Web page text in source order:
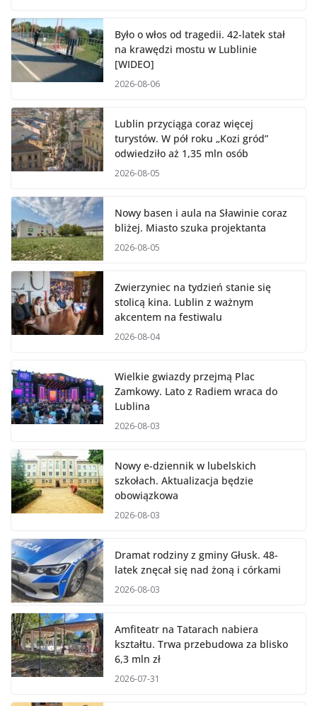
Było o włos od tragedii. 42-latek stał
na krawędzi mostu w Lublinie
[WIDEO]
2026-08-06
Lublin przyciąga coraz więcej
turystów. W pół roku „Kozi gród”
odwiedziło aż 1,35 mln osób
2026-08-05
Nowy basen i aula na Sławinie coraz
bliżej. Miasto szuka projektanta
2026-08-05
Zwierzyniec na tydzień stanie się
stolicą kina. Lublin z ważnym
akcentem na festiwalu
2026-08-04
Wielkie gwiazdy przejmą Plac
Zamkowy. Lato z Radiem wraca do
Lublina
2026-08-03
Nowy e-dziennik w lubelskich
szkołach. Aktualizacja będzie
obowiązkowa
2026-08-03
Dramat rodziny z gminy Głusk. 48-
latek znęcał się nad żoną i córkami
2026-08-03
Amfiteatr na Tatarach nabiera
kształtu. Trwa przebudowa za blisko
6,3 mln zł
2026-07-31